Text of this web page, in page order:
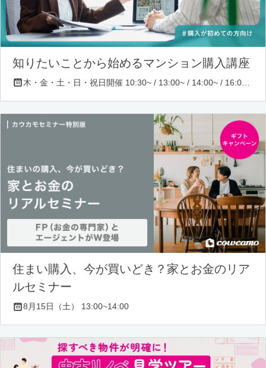
知りたいことから始めるマンション購入講座
住まい購入、今が買いどき？家とお金のリア
ルセミナー
8月15日（土） 13:00~14:00